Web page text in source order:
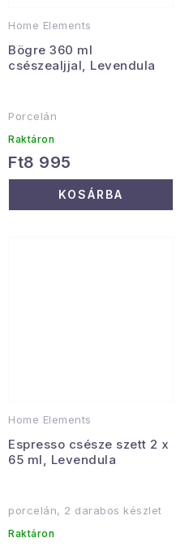
Home Elements
Bögre 360 ml
csészealjjal, Levendula
Porcelán
Raktáron
Ft8 995
KOSÁRBA
Home Elements
Espresso csésze szett 2 x
65 ml, Levendula
porcelán, 2 darabos készlet
Raktáron